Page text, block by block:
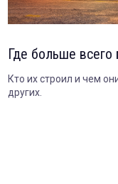
Где больше всего
Кто их строил и чем
других.